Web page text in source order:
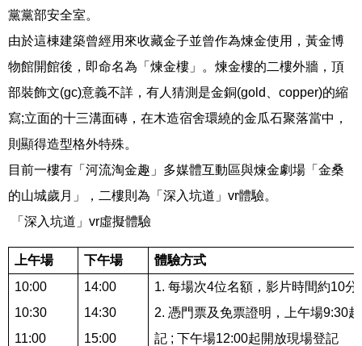
黨黨部安全室。
由於這棟建築曾經用來收藏金子並曾作為煉金使用，黃金博
物館開館後，即命名為「煉金樓」。煉金樓的二樓外牆，頂
部裝飾文(gc)意義不詳，有人猜測是金銅(gold copper)的縮
寫;立面的十三溝面磚，在木造宿舍環繞的金瓜石聚落當中，
則顯得造型格外特殊。
目前一樓有「河流淘金趣」多媒體互動區與煉金劇場「金桑
的山城歲月」，二樓則為「深入坑道」 vr體驗。
「深入坑道」 vr虛擬體驗
上午場 下午場
體驗方式
10:00
10:30
11:00
14:00
14:30
15:00
1. 每場次4位名額，影片時間約10分
2. 憑門票及免票證明，上午場9:30
記; 下午場12:00起開放現場登記